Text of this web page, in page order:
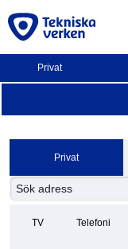
Privat
Privat
TV Telefoni